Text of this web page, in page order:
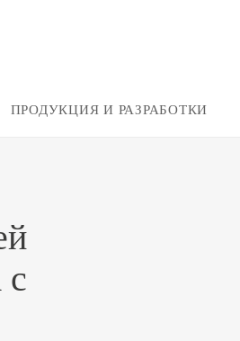
ПРОДУКЦИЯ И РАЗРАБОТКИ